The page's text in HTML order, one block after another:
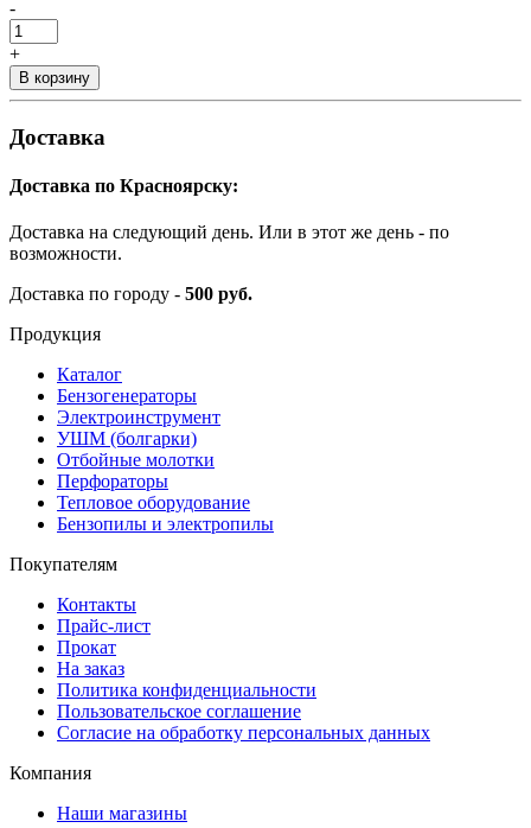
-
+
В корзину
Доставка
Доставка по Красноярску:
Доставка на следующий день. Или в этот же день - по
возможности.
Доставка по городу - 500 руб.
Продукция
Каталог
Бензогенераторы
Электроинструмент
УШМ (болгарки)
Отбойные молотки
Перфораторы
Тепловое оборудование
Бензопилы и электропилы
Покупателям
Контакты
Прайс-лист
Прокат
На заказ
Политика конфиденциальности
Пользовательское соглашение
Согласие на обработку персональных данных
Компания
Наши магазины